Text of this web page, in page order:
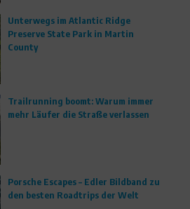
Unterwegs im Atlantic Ridge
Preserve State Park in Martin
County
Trailrunning boomt: Warum immer
mehr Läufer die Straße verlassen
Porsche Escapes – Edler Bildband zu
den besten Roadtrips der Welt